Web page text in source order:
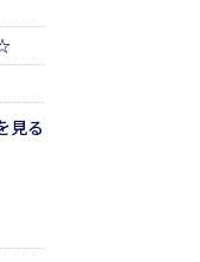
見る